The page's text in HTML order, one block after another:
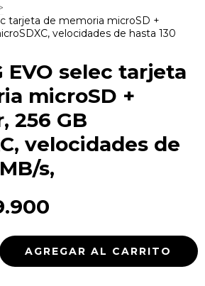
tarjeta de memoria microSD +
velocidades de hasta 130
EVO selec tarjeta
microSD +
256 GB
velocidades de
s,